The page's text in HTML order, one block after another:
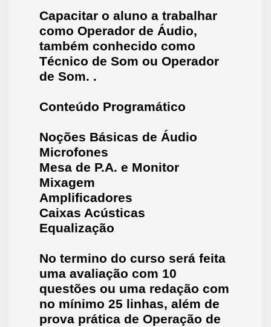
Capacitar o aluno a trabalhar
como Operador de Áudio,
também conhecido como
Técnico de Som ou Operador
de Som. .
Conteúdo Programático
Noções Básicas de Áudio
Microfones
Mesa de P.A. e Monitor
Mixagem
Amplificadores
Caixas Acústicas
Equalização
No termino do curso será feita
uma avaliação com 10
questões ou uma redação com
no mínimo 25 linhas, além de
prova prática de Operação de